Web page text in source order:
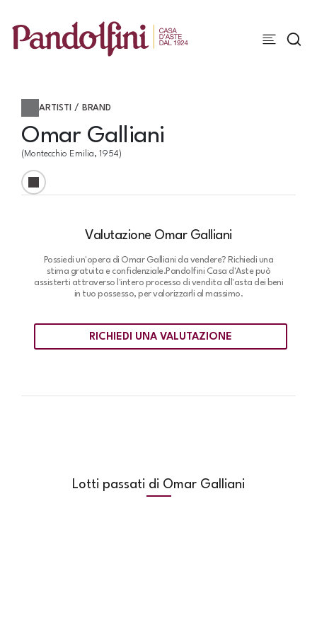
ARTISTI / BRAND
Omar Galliani
(Montecchio Emilia, 1954)
Valutazione Omar Galliani
Possiedi un'opera di Omar Galliani da vendere? Richiedi una
stima gratuita e confidenziale.Pandolfini Casa d'Aste può
assisterti attraverso l'intero processo di vendita all'asta dei beni
in tuo possesso, per valorizzarli al massimo.
RICHIEDI UNA VALUTAZIONE
Lotti passati di Omar Galliani